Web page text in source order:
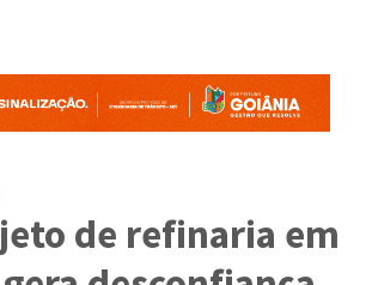
de refinaria em
desconfiança